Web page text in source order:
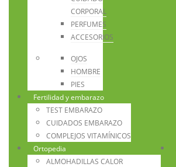
CORPORAL
PERFUMES
ACCESORIOS
OJOS
HOMBRE
PIES
Fertilidad y embarazo
TEST EMBARAZO
CUIDADOS EMBARAZO
COMPLEJOS VITAMÍNICOS
Ortopedia
ALMOHADILLAS CALOR